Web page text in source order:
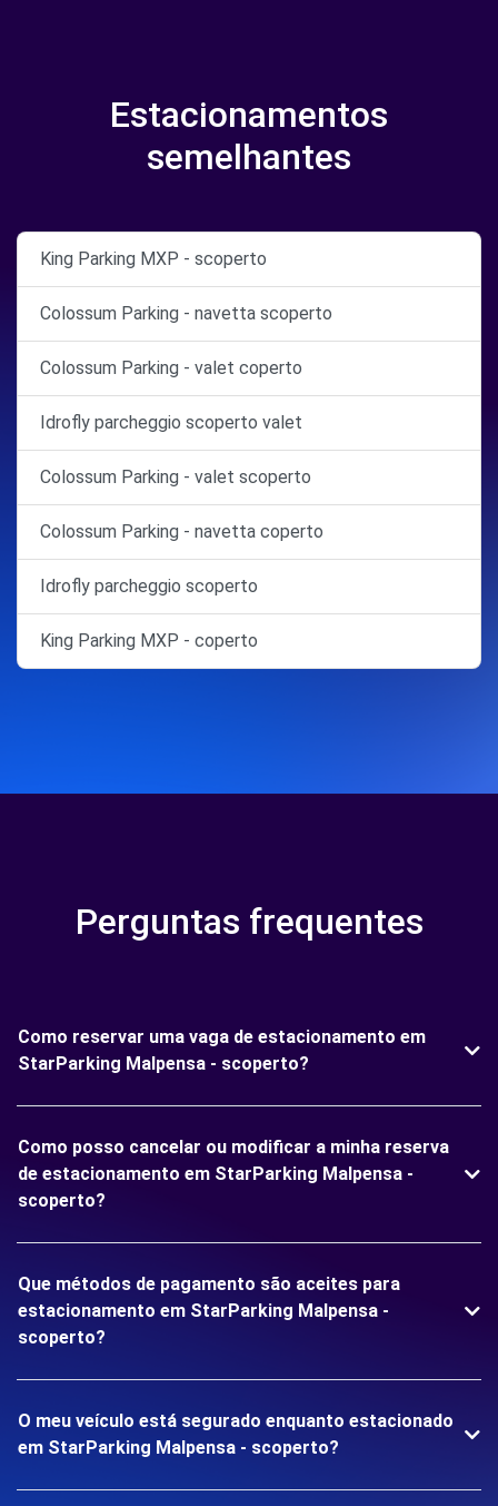
Estacionamentos
semelhantes
King Parking MXP - scoperto
Colossum Parking - navetta scoperto
Colossum Parking - valet coperto
Idrofly parcheggio scoperto valet
Colossum Parking - valet scoperto
Colossum Parking - navetta coperto
Idrofly parcheggio scoperto
King Parking MXP - coperto
Perguntas frequentes
Como reservar uma vaga de estacionamento em
StarParking Malpensa - scoperto?
Como posso cancelar ou modificar a minha reserva
de estacionamento em StarParking Malpensa -
scoperto?
Que métodos de pagamento são aceites para
estacionamento em StarParking Malpensa -
scoperto?
O meu veículo está segurado enquanto estacionado
em StarParking Malpensa - scoperto?